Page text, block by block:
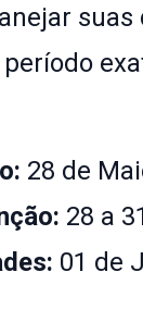
28 de
28 a
01 de